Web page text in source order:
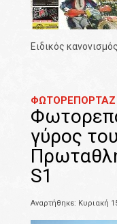
Ειδικός κανονισμός
γύρος
S1
Αναρτήθηκε: Κυριακή